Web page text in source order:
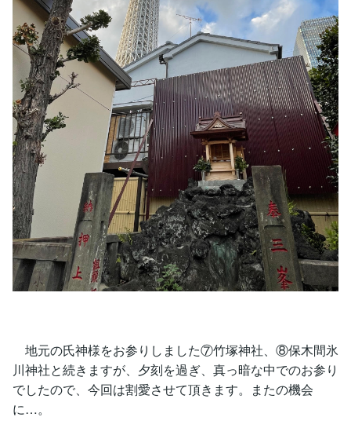
地元の氏神様をお参りしました⑦竹塚神社、⑧保木間氷
川神社と続きますが、夕刻を過ぎ、真っ暗な中でのお参り
でしたので、今回は割愛させて頂きます。またの機会
に…。